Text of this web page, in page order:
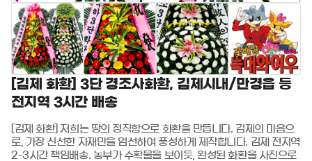
[김제 화환] 3단 경조사화환, 김제시내/만경읍 등
전지역 3시간 배송
[김제 화환] 저희는 땅의 정직함으로 화환을 만듭니다. 김제의 마음으
로, 가장 신선한 자재만을 엄선하여 풍성하게 제작합니다. 김제 전지역
2-3시간 책임배송. 농부가 수확물을 보이듯, 완성된 화환을 사진으로